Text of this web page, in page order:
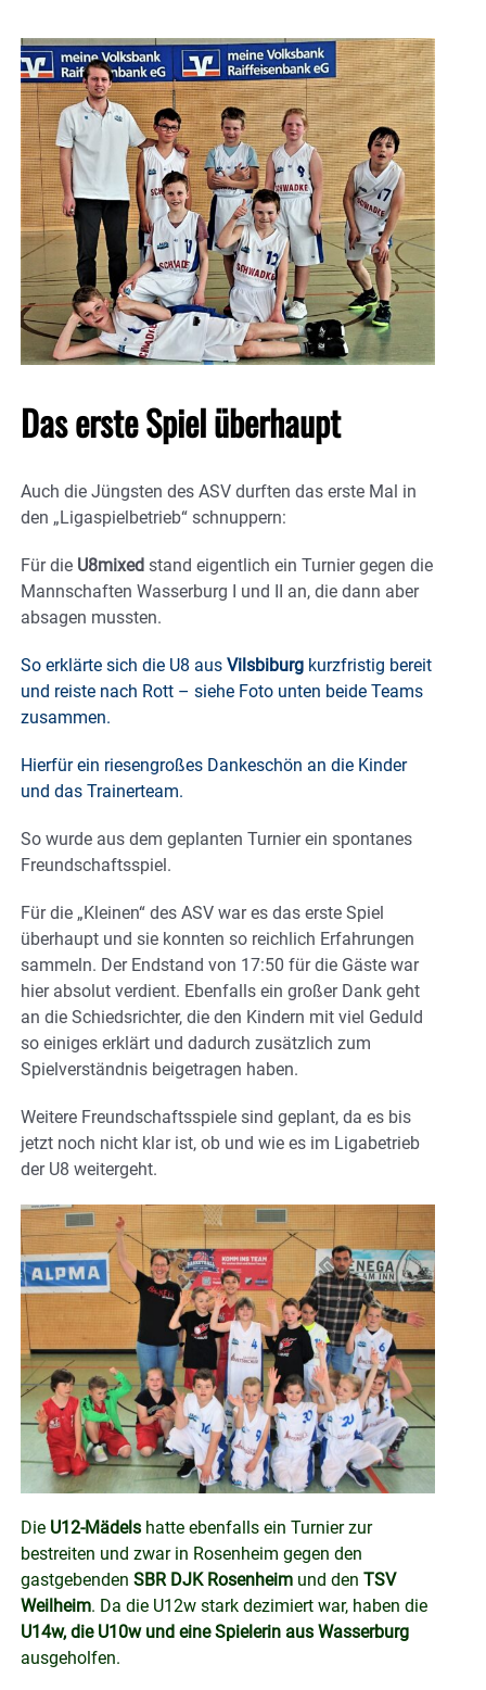
Das erste Spiel überhaupt
Auch die Jüngsten des ASV durften das erste Mal in
den „Ligaspielbetrieb“ schnuppern:
Für die U8mixed stand eigentlich ein Turnier gegen die
Mannschaften Wasserburg I und II an, die dann aber
absagen mussten.
So erklärte sich die U8 aus Vilsbiburg kurzfristig bereit
und reiste nach Rott – siehe Foto unten beide Teams
zusammen.
Hierfür ein riesengroßes Dankeschön an die Kinder
und das Trainerteam.
So wurde aus dem geplanten Turnier ein spontanes
Freundschaftsspiel.
Für die „Kleinen“ des ASV war es das erste Spiel
überhaupt und sie konnten so reichlich Erfahrungen
sammeln. Der Endstand von 17:50 für die Gäste war
hier absolut verdient. Ebenfalls ein großer Dank geht
an die Schiedsrichter, die den Kindern mit viel Geduld
so einiges erklärt und dadurch zusätzlich zum
Spielverständnis beigetragen haben.
Weitere Freundschaftsspiele sind geplant, da es bis
jetzt noch nicht klar ist, ob und wie es im Ligabetrieb
der U8 weitergeht.
Die U12-Mädels hatte ebenfalls ein Turnier zur
bestreiten und zwar in Rosenheim gegen den
gastgebenden SBR DJK Rosenheim und den TSV
Weilheim. Da die U12w stark dezimiert war, haben die
U14w, die U10w und eine Spielerin aus Wasserburg
ausgeholfen.